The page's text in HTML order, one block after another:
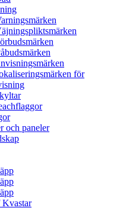
för
och paneler